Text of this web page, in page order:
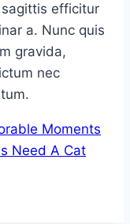
efficitur
a. Nunc quis
gravida,
nec
Moments
Need A Cat